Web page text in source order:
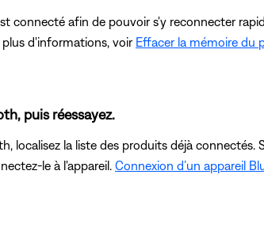
connecté afin de pouvoir s'y reconnecter
plus d'informations, voir Effacer la mémoire du
puis réessayez.
localisez la liste des produits déjà
le à l'appareil. Connexion d’un appareil